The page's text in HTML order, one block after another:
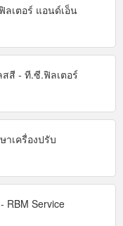
เตอร์ แอนด์เอ็น
สสี - ที.ซี.ฟิลเตอร์
าเครื่องปรับ
Service